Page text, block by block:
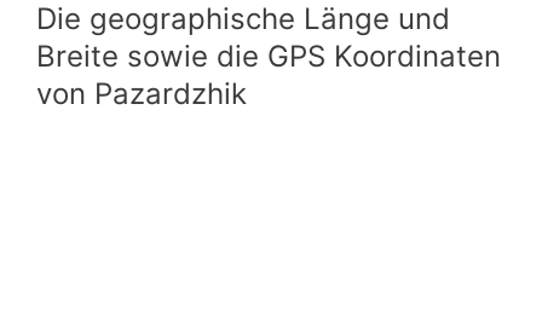
Die geographische Länge und
Breite sowie die GPS Koordinaten
von Pazardzhik